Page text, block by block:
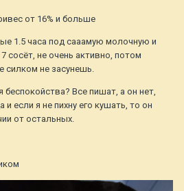
от 16% и больше
1.5 часа под сааамую молочную и
сосёт, не очень активно, потом
силком не засунешь.
Все пишат, а он нет,
если я не пихну его кушать, то он
от остальных.